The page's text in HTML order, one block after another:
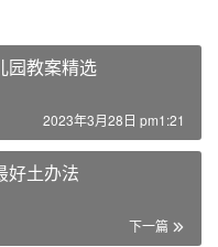
园教案精选
2023年3月28日 pm1:21
好土办法
下一篇